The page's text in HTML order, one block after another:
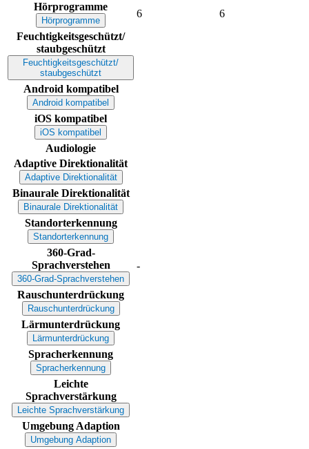
Hörprogramme
Hörprogramme
6
6
Feuchtigkeitsgeschützt/
staubgeschützt
Feuchtigkeitsgeschützt/
staubgeschützt
Android kompatibel
Android kompatibel
iOS kompatibel
iOS kompatibel
Audiologie
Adaptive Direktionalität
Adaptive Direktionalität
Binaurale Direktionalität
Binaurale Direktionalität
Standorterkennung
Standorterkennung
360-Grad-
Sprachverstehen
360-Grad-Sprachverstehen
-
Rauschunterdrückung
Rauschunterdrückung
Lärmunterdrückung
Lärmunterdrückung
Spracherkennung
Spracherkennung
Leichte
Sprachverstärkung
Leichte Sprachverstärkung
Umgebung Adaption
Umgebung Adaption